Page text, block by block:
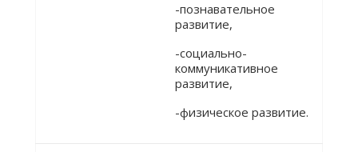
-познавательное
развитие,
-социально-
коммуникативное
развитие,
-физическое развитие.